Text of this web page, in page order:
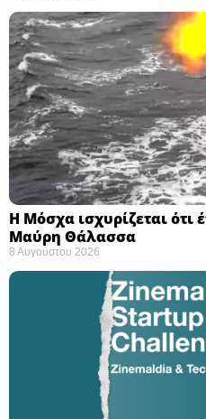
Η Μόσχα ισχυρίζεται ότι
Μαύρη Θάλασσα ​
8 Αυγούστου 2026